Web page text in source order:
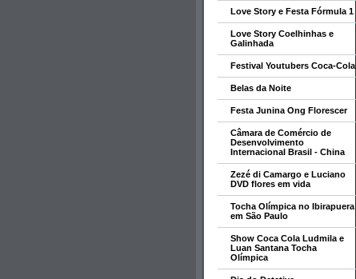
Love Story e Festa Fórmula 1
Love Story Coelhinhas e
Galinhada
Festival Youtubers Coca-Cola
Belas da Noite
Festa Junina Ong Florescer
Câmara de Comércio de
Desenvolvimento
Internacional Brasil - China
Zezé di Camargo e Luciano
DVD flores em vida
Tocha Olímpica no Ibirapuera
em São Paulo
Show Coca Cola Ludmila e
Luan Santana Tocha
Olímpica